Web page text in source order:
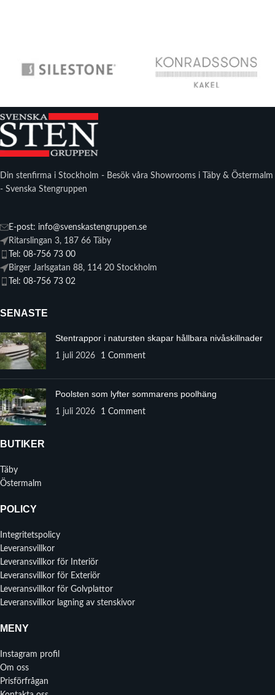
Din stenfirma i Stockholm - Besök våra Showrooms i Täby & Östermalm
- Svenska Stengruppen
E-post: info@svenskastengruppen.se
Ritarslingan 3, 187 66 Täby
Tel: 08-756 73 00
Birger Jarlsgatan 88, 114 20 Stockholm
Tel: 08-756 73 02
SENASTE
Stentrappor i natursten skapar hållbara nivåskillnader
1 juli 2026 1 Comment
Poolsten som lyfter sommarens poolhäng
1 juli 2026 1 Comment
BUTIKER
Täby
Östermalm
POLICY
Integritetspolicy
Leveransvillkor
Leveransvillkor för Interiör
Leveransvillkor för Exteriör
Leveransvillkor för Golvplattor
Leveransvillkor lagning av stenskivor
MENY
Instagram profil
Om oss
Prisförfrågan